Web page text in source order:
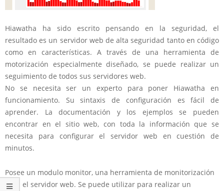
Hiawatha ha sido escrito pensando en la seguridad, el
resultado es un servidor web de alta seguridad tanto en código
como en características. A través de una herramienta de
motorización especialmente diseñado, se puede realizar un
seguimiento de todos sus servidores web.
No se necesita ser un experto para poner Hiawatha en
funcionamiento. Su sintaxis de configuración es fácil de
aprender. La documentación y los ejemplos se pueden
encontrar en el sitio web, con toda la información que se
necesita para configurar el servidor web en cuestión de
minutos.
Posee un modulo monitor, una herramienta de monitorización
para el servidor web. Se puede utilizar para realizar un